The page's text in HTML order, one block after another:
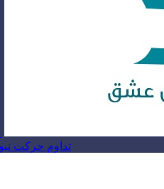
تداوم حرکت